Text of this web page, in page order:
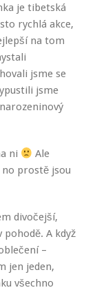
je tibetská
rychlá akce,
na tom
jsme se
jsme
ni
Ale
prostě jsou
divočejší,
pohodě. A když
–
jen jeden,
všechno